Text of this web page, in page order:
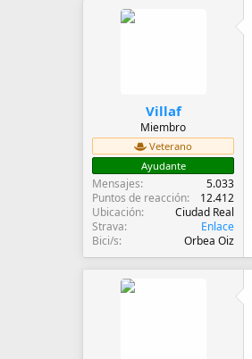
Villaf
Miembro
Veterano
Ayudante
Mensajes
5.033
Puntos de reacción
12.412
Ubicación
Ciudad Real
Strava
Enlace
Bici/s
Orbea Oiz